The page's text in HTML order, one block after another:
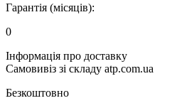
Гарантія (місяців):
0
Інформація про доставку
Самовивіз зі складу atp.com.ua
Безкоштовно